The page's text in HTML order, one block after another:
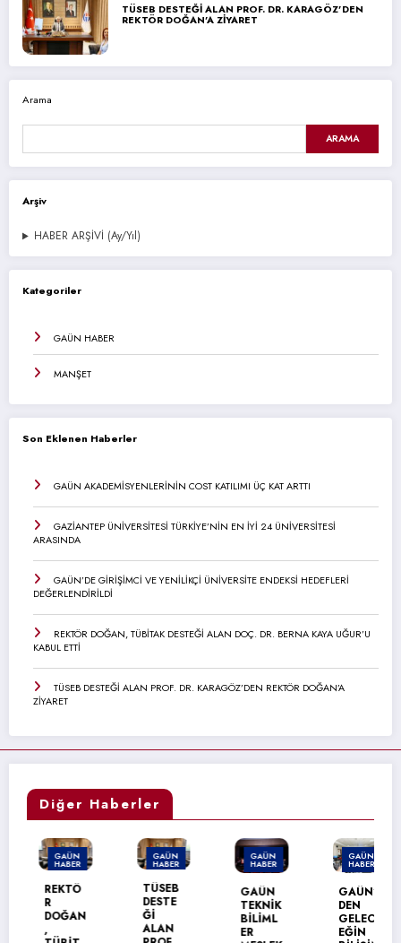
TÜSEB DESTEĞİ ALAN PROF. DR. KARAGÖZ’DEN
REKTÖR DOĞAN’A ZİYARET
Arama
ARAMA
Arşiv
HABER ARŞİVİ (Ay/Yıl)
Kategoriler
GAÜN HABER
MANŞET
Son Eklenen Haberler
GAÜN AKADEMİSYENLERİNİN COST KATILIMI ÜÇ KAT ARTTI
GAZİANTEP ÜNİVERSİTESİ TÜRKİYE’NİN EN İYİ 24 ÜNİVERSİTESİ
ARASINDA
GAÜN’DE GİRİŞİMCİ VE YENİLİKÇİ ÜNİVERSİTE ENDEKSİ HEDEFLERİ
DEĞERLENDİRİLDİ
REKTÖR DOĞAN, TÜBİTAK DESTEĞİ ALAN DOÇ. DR. BERNA KAYA UĞUR’U
KABUL ETTİ
TÜSEB DESTEĞİ ALAN PROF. DR. KARAGÖZ’DEN REKTÖR DOĞAN’A
ZİYARET
Diğer Haberler
GAÜN
HABER
REKTÖ
DOĞAN
GAÜN
HABER
TÜSEB
DESTE
Ğİ
ALAN
GAÜN
HABER
GAÜN
TEKNİK
BİLİML
ER
GAÜN
HABER
GAÜN’
DEN
GELEC
EĞİN